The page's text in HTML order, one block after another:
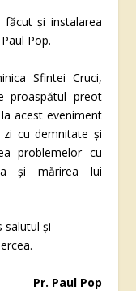
făcut și instalarea
Pop.
Sfintei Cruci,
proaspătul preot
acest eveniment
cu demnitate și
problemelor cu
și mărirea lui
salutul și
Pr. Paul Pop